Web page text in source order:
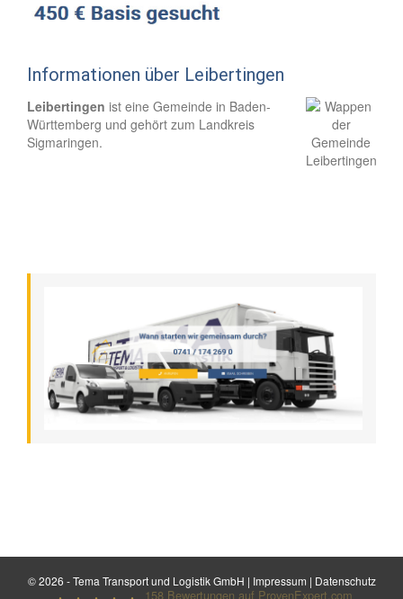
Informationen über Leibertingen
Leibertingen ist eine Gemeinde in Baden-
Württemberg und gehört zum Landkreis
Sigmaringen.
©2026 - Tema Transport und Logistik GmbH | Impressum | Datenschutz
158Bewertungen auf ProvenExpert.com